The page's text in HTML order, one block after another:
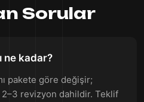
Sorular
ne kadar?
pakete göre değişir;
revizyon dahildir. Teklif